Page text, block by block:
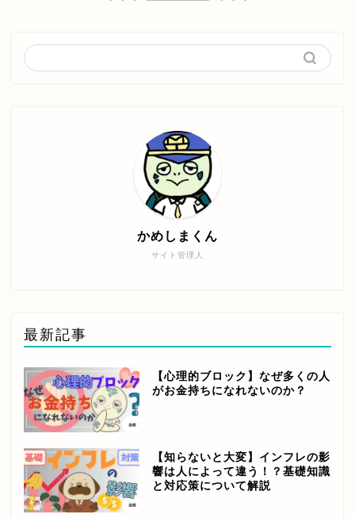
サイト管理人
かめしまくん
最新記事
【心理的ブロック】なぜ多くの人
がお金持ちになれないのか？
【知らないと大変】インフレの影
響は人によって違う！？基礎知識
と対応策について解説